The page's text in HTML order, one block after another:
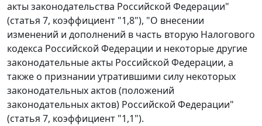
акты законодательства Российской Федерации"
(статья 7, коэффициент "1,8"), "О внесении
изменений и дополнений в часть вторую Налогового
кодекса Российской Федерации и некоторые другие
законодательные акты Российской Федерации, а
также о признании утратившими силу некоторых
законодательных актов (положений
законодательных актов) Российской Федерации"
(статья 7, коэффициент "1,1").